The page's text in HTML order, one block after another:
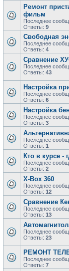
Ремонт
фильм
Последнее
Ответы: 9
Свободная
Последнее
Ответы: 4
Сравнение
Последнее
Ответы: 43
Настройка
Последнее
Ответы: 6
Настройка
Последнее
Ответы: 3
Последнее
Ответы: 1
Кто в курсе -
Последнее
Ответы: 2
X-Box 360
Последнее
Ответы: 12
Сравнение
Последнее
Ответы: 13
Последнее
Ответы: 23
РЕМОНТ
Последнее
Ответы: 7